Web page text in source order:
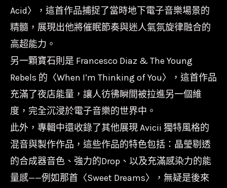
Acid〉，這首作品捕捉了當時地下電子音樂場景的
精髓，展現出他將催眠節奏與迷人氣氛旋律融合的
高超能力。
另一顆寶石則是 Francesco Diaz & The Young
Rebels 的〈When I’m Thinking of You〉，這首作品
充滿了夜店能量，讓人彷彿瞬間被拉進另一個維
度，完全沉浸於電子音樂的世界中。
此外，專輯中還收錄了其他展現 Avicii 獨特風格的
混音與製作作品，這些作品的特色包括：晶瑩剔透
的合成器音色、強力的Drop、以及充滿感染力的能
量感——例如那首〈Sweet Dreams〉，無疑是後來